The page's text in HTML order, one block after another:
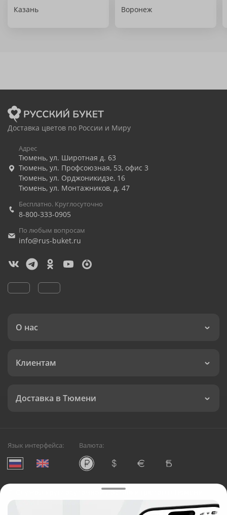
Казань Воронеж
Доставка цветов по России и Миру
Адрес
Тюмень, ул. Широтная д. 63
Тюмень, ул. Профсоюзная, 53, офис 3
Тюмень, ул. Орджоникидзе, 16
Тюмень, ул. Монтажников, д. 47
Бесплатно. Круглосуточно
8-800-333-0905
По любым вопросам
info@rus-buket.ru
О нас
Клиентам
Доставка в Тюмени
Язык интерфейса: Валюта:
Служба круглосуточной доставки цветов в Тюмени
Русский Букет, 2026